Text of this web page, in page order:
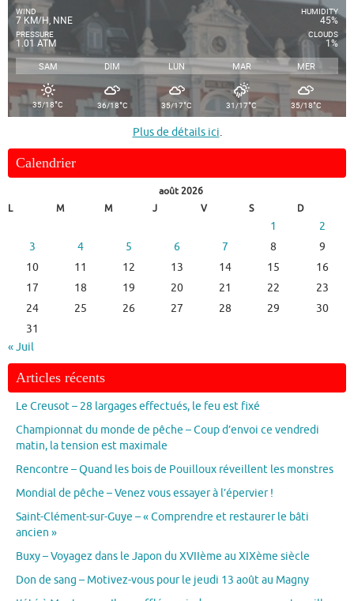
WIND
7 KM/H, NNE
PRESSURE
1.01 ATM
HUMIDITY
45%
CLOUDS
1%
SAM DIM LUN MAR MER
35/18°C 36/18°C 35/17°C 31/17°C 35/18°C
Plus de détails ici.
Calendrier
août 2026
L
M M J V S D
1
2
3
4 5 6 7 8
9
10
11 12 13 14 15
16
17
18 19 20 21 22
23
24
25 26 27 28 29
30
31
« Juil
Articles récents
Le Creusot – 28 largages effectués, le feu est fixé
Championnat du monde de pêche – Coup d’envoi ce vendredi
matin, la tension est maximale
Rencontre – Quand les bois de Pouilloux réveillent les monstres
Mondial de pêche – Venez vous essayer à l’épervier !
Saint-Clément-sur-Guye – « Comprendre et restaurer le bâti
ancien »
Buxy – Voyagez dans le Japon du XVIIème au XIXème siècle
Don de sang – Motivez-vous pour le jeudi 13 août au Magny